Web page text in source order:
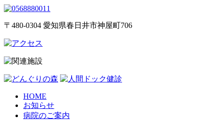
〒480-0304 愛知県春日井市神屋町706
HOME
お知らせ
病院のご案内